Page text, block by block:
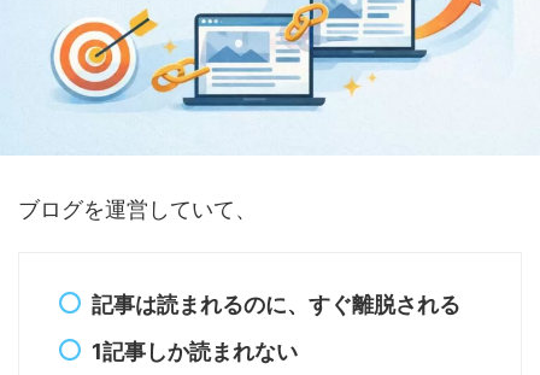
ブログを運営していて、
記事は読まれるのに、すぐ離脱される
1記事しか読まれない